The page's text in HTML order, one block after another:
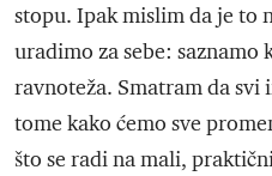
stopu. Ipak mislim da je to
uradimo za sebe: saznamo
ravnoteža. Smatram da svi
tome kako ćemo sve
što se radi na mali,